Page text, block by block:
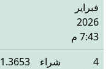
فبراير
2026
7:43 م
4
شراء 1.3653